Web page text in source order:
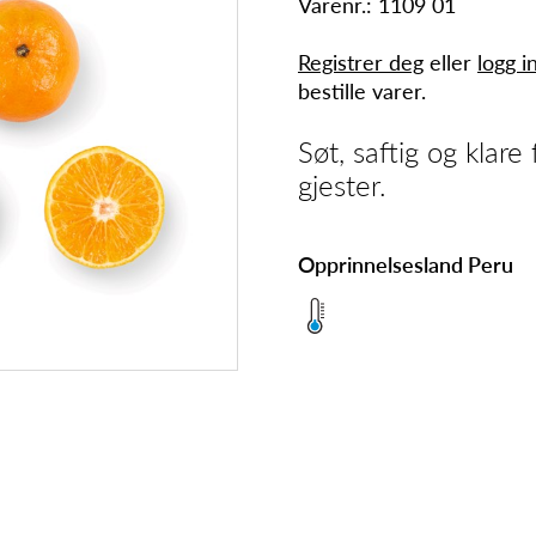
Registrer deg eller logg
bestille varer.
Søt, saftig og
gjester.
Opprinnelsesland Peru